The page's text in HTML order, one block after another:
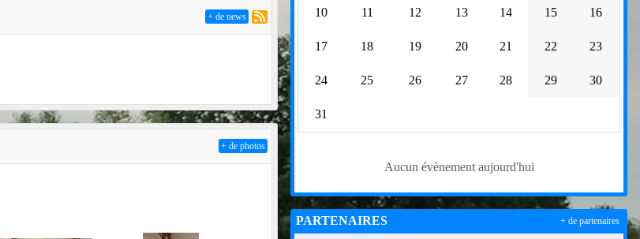
+ de news
+ de photos
10 11 12 13 14 15 16
17 18 19 20 21 22 23
24 25 26 27 28 29 30
31
Aucun évènement aujourd'hui
PARTENAIRES + de partenaires